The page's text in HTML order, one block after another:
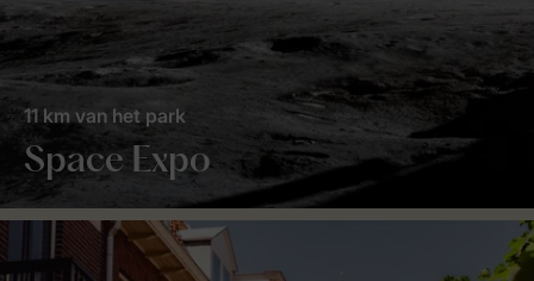
Space Expo
11 km van het park